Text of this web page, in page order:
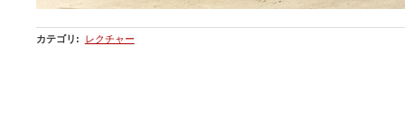
カテゴリ : レクチャー